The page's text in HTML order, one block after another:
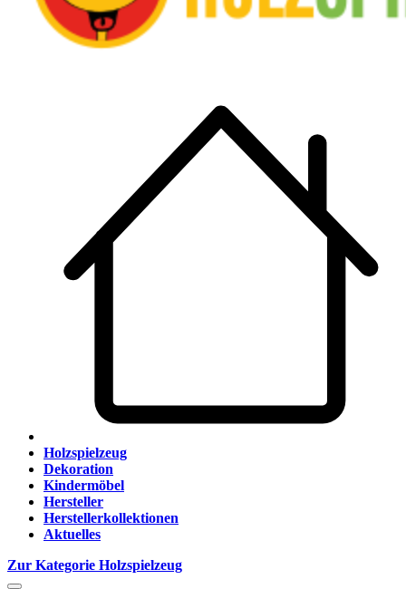
Holzspielzeug
Dekoration
Kindermöbel
Hersteller
Herstellerkollektionen
Aktuelles
Zur Kategorie Holzspielzeug